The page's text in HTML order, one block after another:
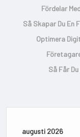
Fördelar
Så Skapar Du En
Optimera
Så Får
augusti 2026